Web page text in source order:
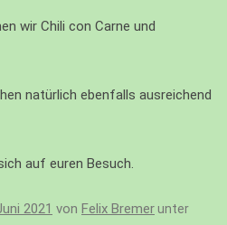
wir Chili con Carne und
natürlich ebenfalls ausreichend
auf euren Besuch.
2021 von Felix Bremerunter